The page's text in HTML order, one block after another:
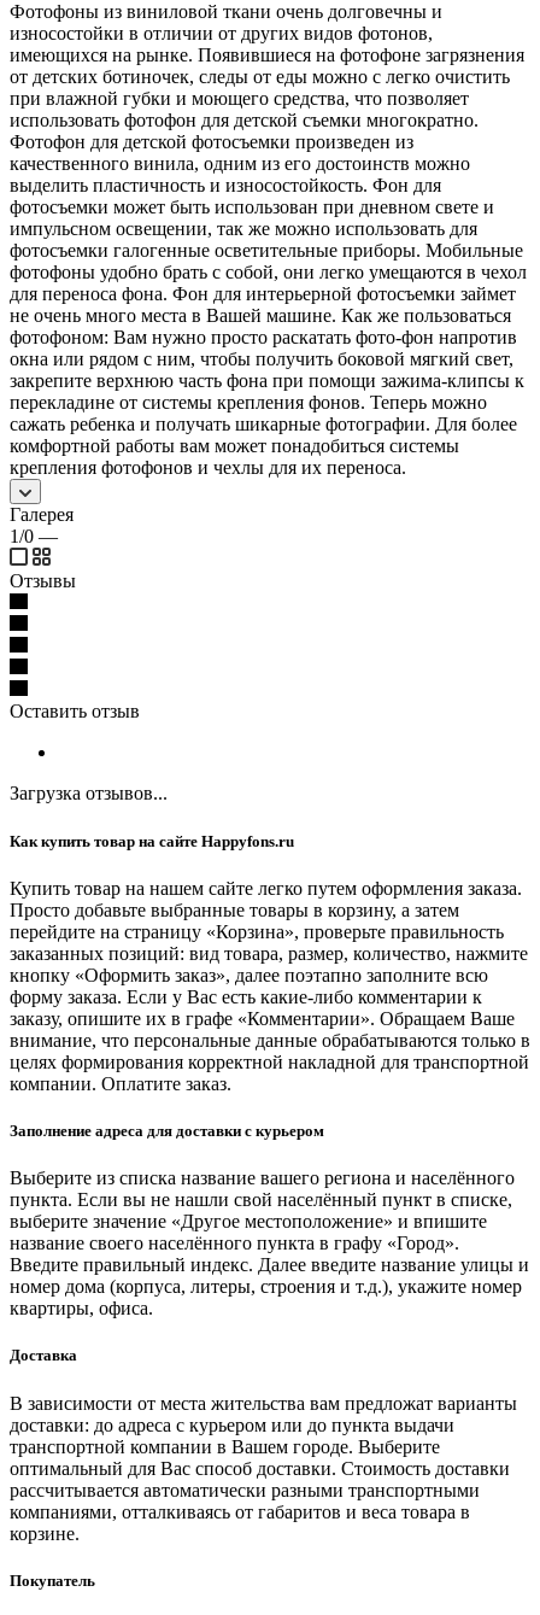
Фотофоны из виниловой ткани очень долговечны и
износостойки в отличии от других видов фотонов,
имеющихся на рынке. Появившиеся на фотофоне загрязнения
от детских ботиночек, следы от еды можно с легко очистить
при влажной губки и моющего средства, что позволяет
использовать фотофон для детской съемки многократно.
Фотофон для детской фотосъемки произведен из
качественного винила, одним из его достоинств можно
выделить пластичность и износостойкость. Фон для
фотосъемки может быть использован при дневном свете и
импульсном освещении, так же можно использовать для
фотосъемки галогенные осветительные приборы. Мобильные
фотофоны удобно брать с собой, они легко умещаются в чехол
для переноса фона. Фон для интерьерной фотосъемки займет
не очень много места в Вашей машине. Как же пользоваться
фотофоном: Вам нужно просто раскатать фото-фон напротив
окна или рядом с ним, чтобы получить боковой мягкий свет,
закрепите верхнюю часть фона при помощи зажима-клипсы к
перекладине от системы крепления фонов. Теперь можно
сажать ребенка и получать шикарные фотографии. Для более
комфортной работы вам может понадобиться системы
крепления фотофонов и чехлы для их переноса.
Галерея
1/0 —
Отзывы
Оставить отзыв
Загрузка отзывов...
Как купить товар на сайте Happyfons.ru
Купить товар на нашем сайте легко путем оформления заказа.
Просто добавьте выбранные товары в корзину, а затем
перейдите на страницу «Корзина», проверьте правильность
заказанных позиций: вид товара, размер, количество, нажмите
кнопку «Оформить заказ», далее поэтапно заполните всю
форму заказа. Если у Вас есть какие-либо комментарии к
заказу, опишите их в графе «Комментарии». Обращаем Ваше
внимание, что персональные данные обрабатываются только в
целях формирования корректной накладной для транспортной
компании. Оплатите заказ.
Заполнение адреса для доставки с курьером
Выберите из списка название вашего региона и населённого
пункта. Если вы не нашли свой населённый пункт в списке,
выберите значение «Другое местоположение» и впишите
название своего населённого пункта в графу «Город».
Введите правильный индекс. Далее введите название улицы и
номер дома (корпуса, литеры, строения и т.д.), укажите номер
квартиры, офиса.
Доставка
В зависимости от места жительства вам предложат варианты
доставки: до адреса с курьером или до пункта выдачи
транспортной компании в Вашем городе. Выберите
оптимальный для Вас способ доставки. Стоимость доставки
рассчитывается автоматически разными транспортными
компаниями, отталкиваясь от габаритов и веса товара в
корзине.
Покупатель